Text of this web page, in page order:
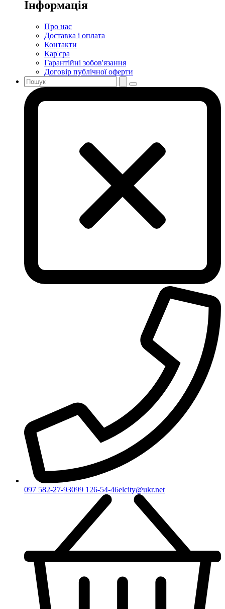
Інформація
Про нас
Доставка і оплата
Контакти
Кар'єра
Гарантійні зобов'язання
Договір публічної оферти
097 582-27-93099 126-54-46elcity@ukr.net